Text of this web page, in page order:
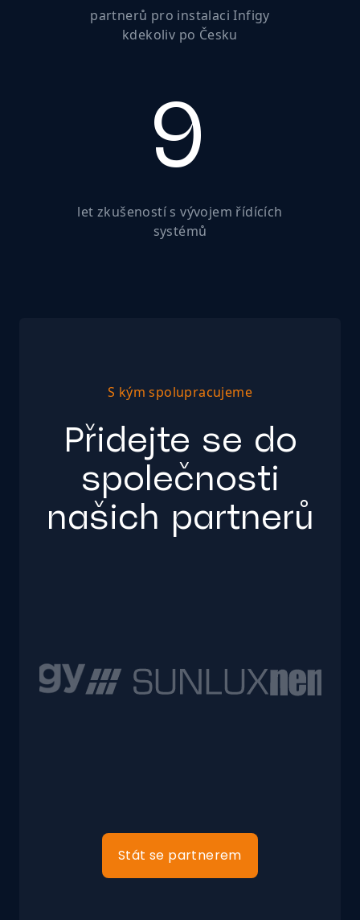
partnerů pro instalaci Infigy
kdekoliv po Česku
9
let zkušeností s vývojem řídících
systémů
S kým spolupracujeme
Přidejte se do
společnosti
našich partnerů
Stát se partnerem